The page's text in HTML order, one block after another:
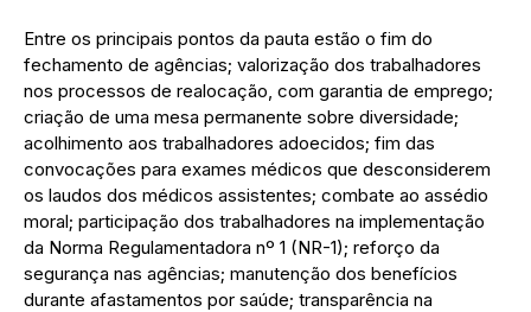
Entre os principais pontos da pauta estão o fim do
fechamento de agências; valorização dos trabalhadores
nos processos de realocação, com garantia de emprego;
criação de uma mesa permanente sobre diversidade;
acolhimento aos trabalhadores adoecidos; fim das
convocações para exames médicos que desconsiderem
os laudos dos médicos assistentes; combate ao assédio
moral; participação dos trabalhadores na implementação
da Norma Regulamentadora nº 1 (NR-1); reforço da
segurança nas agências; manutenção dos benefícios
durante afastamentos por saúde; transparência na